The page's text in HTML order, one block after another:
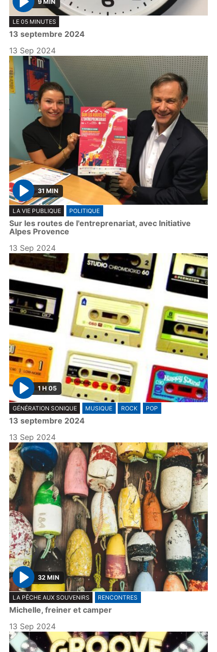
P
l
a
y
9 MIN
LE 05 MINUTES
13 septembre 2024
13 Sep 2024
P
l
a
y
31 MIN
LA VIE PUBLIQUE POLITIQUE
Sur les routes de l'entreprenariat, avec Initiative
Alpes Provence
13 Sep 2024
P
l
a
y
1 H 05
GÉNÉRATION SONIQUE MUSIQUE ROCK POP
13 septembre 2024
13 Sep 2024
P
l
a
y
32 MIN
LA PÊCHE AUX SOUVENIRS RENCONTRES
Michelle, freiner et camper
13 Sep 2024